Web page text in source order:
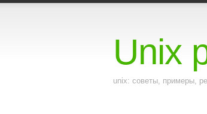
Unix
unix: советы, примеры,